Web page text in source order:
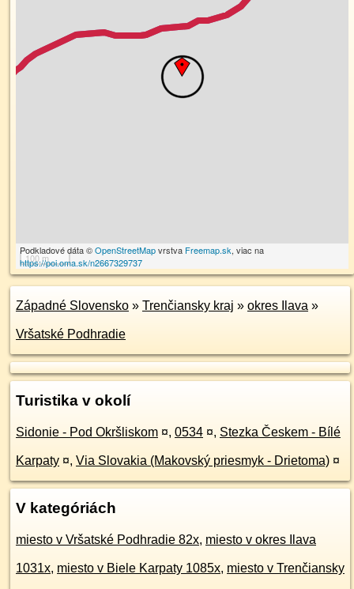
100 m
Podkladové dáta ©OpenStreetMapvrstva Freemap.sk, viac na
https://poi.oma.sk/n2667329737
Západné Slovensko » Trenčiansky kraj » okres Ilava »
Vršatské Podhradie
Turistika v okolí
Sidonie - Pod Okršliskom ¤, 0534 ¤, Stezka Českem - Bílé
Karpaty ¤, Via Slovakia (Makovský priesmyk - Drietoma) ¤
V kategóriách
miesto v Vršatské Podhradie 82x, miesto v okres Ilava
1031x, miesto v Biele Karpaty 1085x, miesto v Trenčiansky